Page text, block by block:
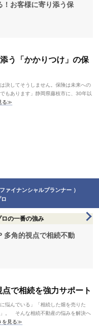
！お客様に寄り添う保
う「かかりつけ」の保
決してそうしません。保険は未来への
もあります」静岡県藤枝市に、30年以
る≫
ァイナンシャルプランナー ）
ロの一番の強み
多角的視点で相続不動
で相続を強力サポート
悩んでいる」「相続した畑を売りた
。 そんな相続不動産の悩みを解決へ
を見る≫